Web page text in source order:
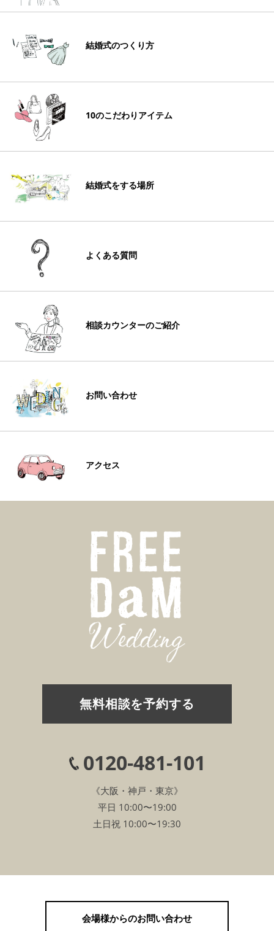
結婚式のつくり方
10のこだわりアイテム
結婚式をする場所
よくある質問
相談カウンターのご紹介
お問い合わせ
アクセス
無料相談を予約する
0120-481-101
《大阪・神戸・東京》
平日 10:00〜19:00
土日祝 10:00〜19:30
会場様からのお問い合わせ